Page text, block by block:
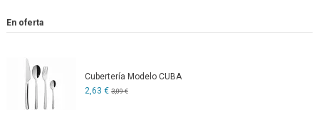
En oferta
Cubertería Modelo CUBA
2,63 € 3,09 €